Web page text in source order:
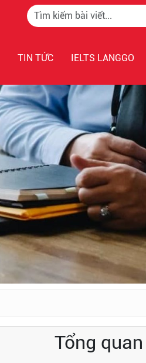
TIN TỨC IELTS LANGGO
Tổng quan